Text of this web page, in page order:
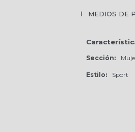
MEDIOS DE
Sección
Estilo Sport